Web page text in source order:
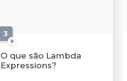
3
O que são Lambda
Expressions?